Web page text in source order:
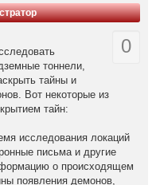
0
тоннели,
тайны и
Вот некоторые из
тайн:
исследования локаций
письма и другие
о происходящем
появления демонов,